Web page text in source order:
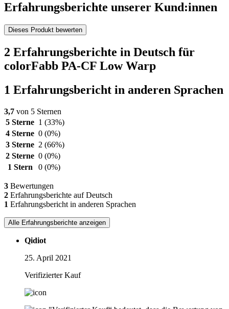
Erfahrungsberichte unserer Kund:innen
Dieses Produkt bewerten
2 Erfahrungsberichte in Deutsch für
colorFabb PA-CF Low Warp
1 Erfahrungsbericht in anderen Sprachen
3,7 von 5 Sternen
5 Sterne 1 (33%)
4 Sterne 0 (0%)
3 Sterne 2 (66%)
2 Sterne 0 (0%)
1 Stern
0 (0%)
3 Bewertungen
2 Erfahrungsberichte auf Deutsch
1 Erfahrungsbericht in anderen Sprachen
Alle Erfahrungsberichte anzeigen
Qidiot
25. April 2021
Verifizierter Kauf